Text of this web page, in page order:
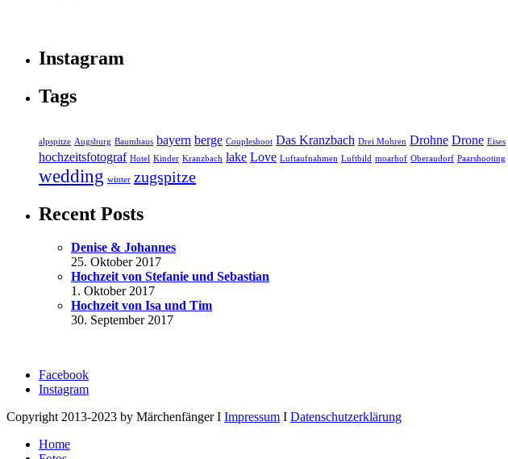
Instagram
Tags
alpspitze Augsburg Baumhaus bayern berge Coupleshoot Das Kranzbach Drei Mohren Drohne Drone Eises
hochzeitsfotograf Hotel Kinder Kranzbach lake Love Luftaufnahmen Luftbild moarhof Oberaudorf Paarshooting
wedding winter zugspitze
Recent Posts
Denise & Johannes
25. Oktober 2017
Hochzeit von Stefanie und Sebastian
1. Oktober 2017
Hochzeit von Isa und Tim
30. September 2017
Facebook
Instagram
Copyright 2013-2023 by Märchenfänger I Impressum I Datenschutzerklärung
Home